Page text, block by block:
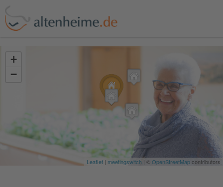
+
−
Leaflet | meetingswitch | ©OpenStreetMapcontributors